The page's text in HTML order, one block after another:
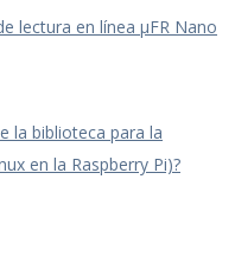
lectura en línea μFR Nano
la biblioteca para la
en la Raspberry Pi)?